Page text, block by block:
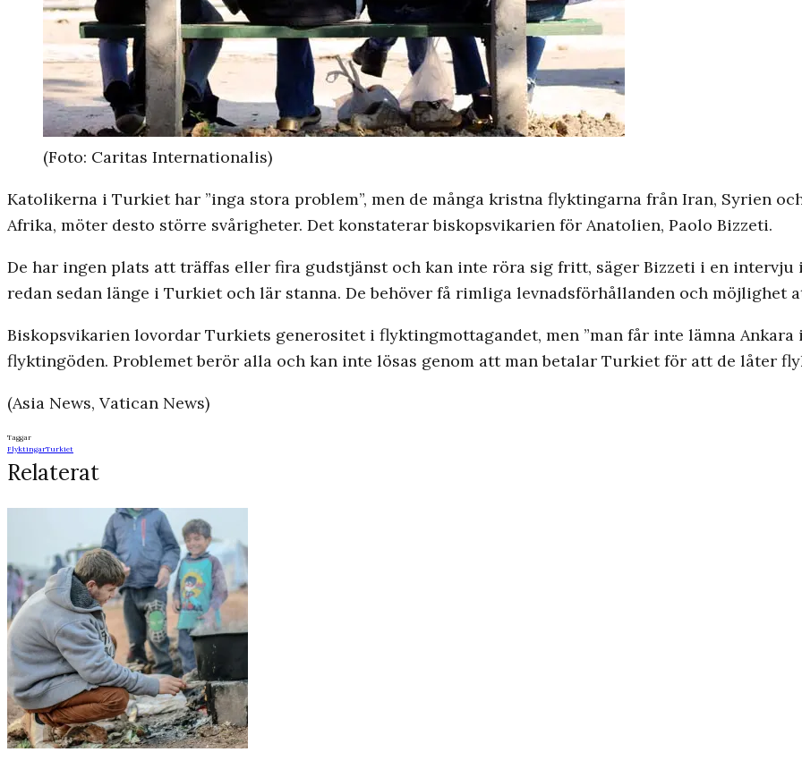
(Foto: Caritas Internationalis)
Katolikerna i Turkiet har ”inga stora problem”, men de många kristna flyktingarna från Iran, Syrien
Afrika, möter desto större svårigheter. Det konstaterar biskopsvikarien för Anatolien, Paolo Bizzeti.
De har ingen plats att träffas eller fira gudstjänst och kan inte röra sig fritt, säger Bizzeti i en intervju i
redan sedan länge i Turkiet och lär stanna. De behöver få rimliga levnadsförhållanden och möjlighet
Biskopsvikarien lovordar Turkiets generositet i flyktingmottagandet, men ”man får inte lämna
flyktingöden. Problemet berör alla och kan inte lösas genom att man betalar Turkiet för att de låter
(Asia News, Vatican News)
Taggar
FlyktingarTurkiet
Relaterat